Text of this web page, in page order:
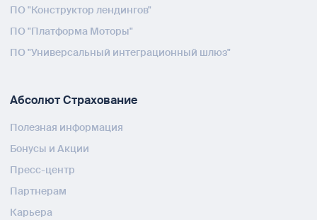
ПО "Конструктор лендингов"
ПО "Платформа Моторы"
ПО "Универсальный интеграционный шлюз"
Абсолют Страхование
Полезная информация
Бонусы и Акции
Пресс-центр
Партнерам
Карьера